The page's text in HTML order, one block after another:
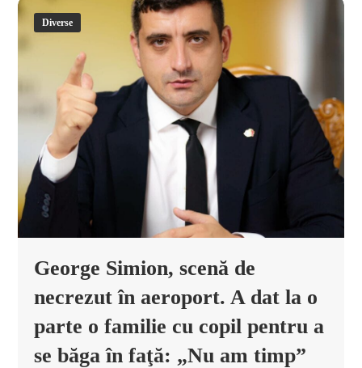
Diverse
George Simion, scenă de
necrezut în aeroport. A dat la o
parte o familie cu copil pentru a
se băga în faţă: „Nu am timp”